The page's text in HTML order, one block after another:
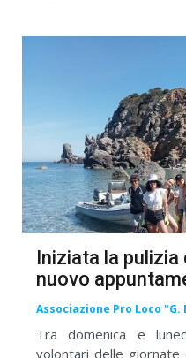
Iniziata la
nuovo
Associazione Pro Loco "G.
Tra domenica e
volontari delle giornate